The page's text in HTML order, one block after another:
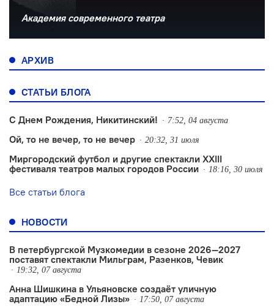
Академия современного театра
АРХИВ
СТАТЬИ БЛОГА
С Днем Рождения, Никитинский! 7:52, 04 августа
Ой, то не вечер, то не вечер 20:32, 31 июля
Миргородский футбол и другие спектакли XXIII
фестиваля театров малых городов России
18:16, 30 июля
Все статьи блога
НОВОСТИ
В петербургской Музкомедии в сезоне 2026—2027
поставят спектакли Мильграм, Разенков, Чевик
19:32, 07 августа
Анна Шишкина в Ульяновске создаëт уличную
адаптацию «Бедной Лизы»
17:50, 07 августа